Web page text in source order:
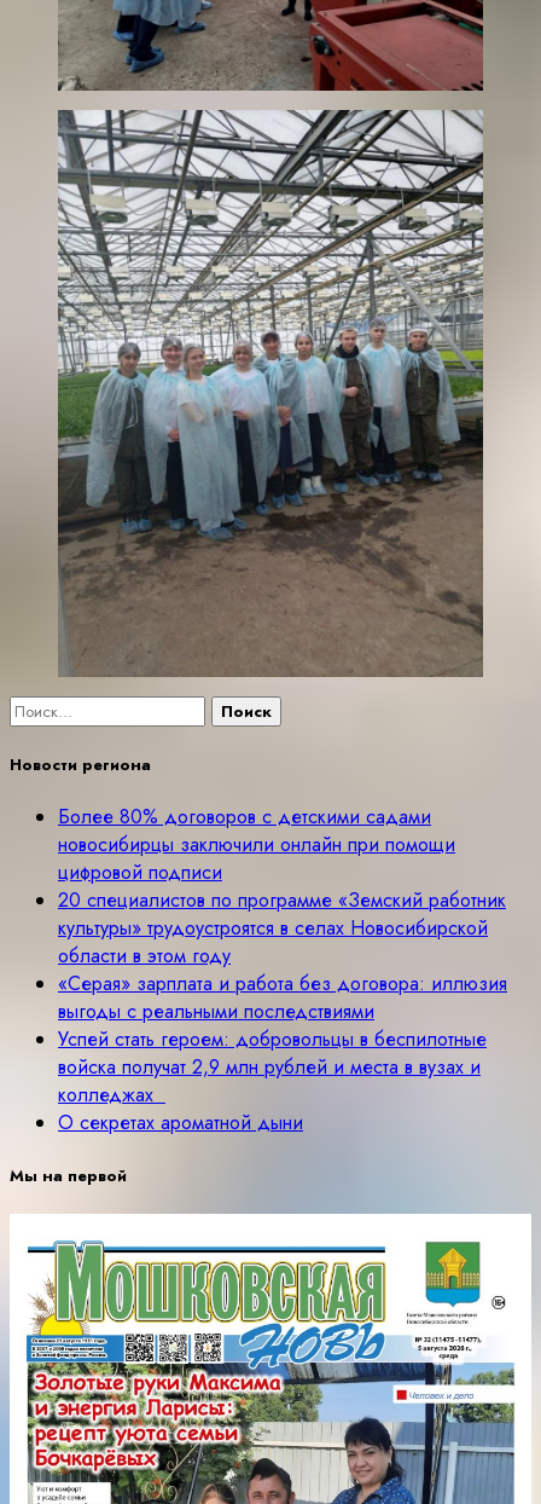
Найти:
Новости региона
Более 80% договоров с детскими садами
новосибирцы заключили онлайн при помощи
цифровой подписи
20 специалистов по программе «Земский работник
культуры» трудоустроятся в селах Новосибирской
области в этом году
«Серая» зарплата и работа без договора: иллюзия
выгоды с реальными последствиями
Успей стать героем: добровольцы в беспилотные
войска получат 2,9 млн рублей и места в вузах и
колледжах
О секретах ароматной дыни
Мы на первой